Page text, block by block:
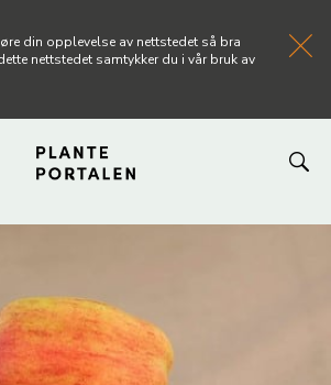
din opplevelse av nettstedet så bra
nettstedet samtykker du i vår bruk av